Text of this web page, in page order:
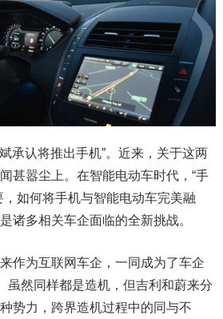
承认将推出手机”。近来，关于这两
甚嚣尘上。在智能电动车时代，“手
，如何将手机与智能电动车完美融
诸多相关车企面临的全新挑战。
作为互联网车企，一同成为了车企
虽然同样都是造机，但吉利和蔚来分
势力，跨界造机过程中的同与不